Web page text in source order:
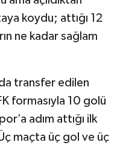
koydu; attığı 12
ne kadar sağlam
transfer edilen
formasıyla 10 golü
adım attığı ilk
maçta üç gol ve üç